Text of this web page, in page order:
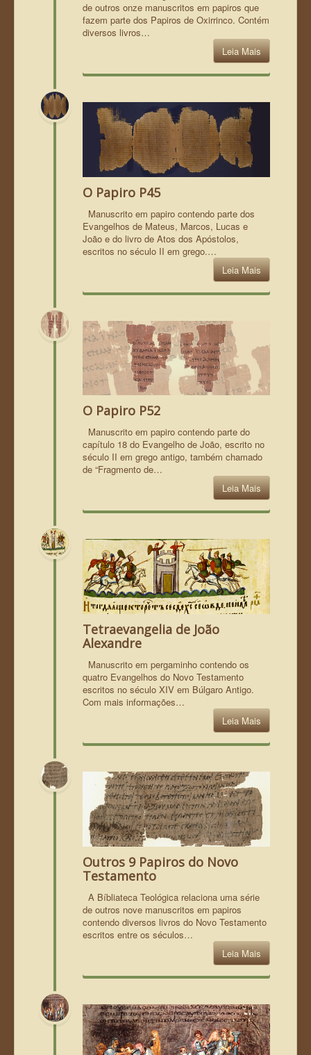
de outros onze manuscritos em papiros que
fazem parte dos Papiros de Oxirrinco. Contém
diversos livros…
Leia Mais
O Papiro P45
Manuscrito em papiro contendo parte dos
Evangelhos de Mateus, Marcos, Lucas e
João e do livro de Atos dos Apóstolos,
escritos no século II em grego.…
Leia Mais
O Papiro P52
Manuscrito em papiro contendo parte do
capítulo 18 do Evangelho de João, escrito no
século II em grego antigo, também chamado
de “Fragmento de…
Leia Mais
Tetraevangelia de João
Alexandre
Manuscrito em pergaminho contendo os
quatro Evangelhos do Novo Testamento
escritos no século XIV em Búlgaro Antigo.
Com mais informações…
Leia Mais
Outros 9 Papiros do Novo
Testamento
A Bíbliateca Teológica relaciona uma série
de outros nove manuscritos em papiros
contendo diversos livros do Novo Testamento
escritos entre os séculos…
Leia Mais